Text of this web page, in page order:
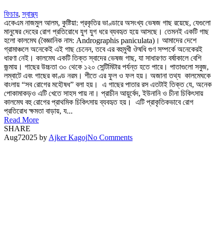
ফিচার,স্বাস্থ্য
একেএম নাজমুল আলম, কুষ্টিয়া: প্রকৃতির ভাণ্ডারে অসংখ্য ভেষজ গাছ রয়েছে, যেগুলো
মানুষের দেহের রোগ প্রতিরোধে যুগ যুগ ধরে ব্যবহৃত হয়ে আসছে। তেমনই একটি গাছ
হলো কালমেঘ (বৈজ্ঞানিক নাম: Andrographis paniculata)। আমাদের দেশে
গ্রামাঞ্চলে অনেকেই এই গাছ চেনেন, তবে এর বহুমুখী ঔষধি গুণ সম্পর্কে অনেকেরই
ধারণা নেই। কালমেঘ একটি তিক্ত স্বাদের ভেষজ গাছ, যা সাধারণত বর্ষাকালে বেশি
জন্মায়। গাছের উচ্চতা ৩০ থেকে ১২০ সেন্টিমিটার পর্যন্ত হতে পারে। পাতাগুলো সবুজ,
লম্বাটে এবং গাছের কাণ্ড নরম। শীতে এর ফুল ও ফল হয়। অজানা তথ্য কালমেঘকে
বাংলায় “সব রোগের মহৌষধ” বলা হয়। এ গাছের পাতার রস এতটাই তিক্ত যে, অনেক
পোকামাকড়ও এটি খেতে সাহস পায় না। প্রাচীন আয়ুর্বেদ, ইউনানি ও চীনা চিকিৎসায়
কালমেঘ বহু রোগের প্রাথমিক চিকিৎসায় ব্যবহৃত হয়। এটি প্রাকৃতিকভাবে রোগ
প্রতিরোধ ক্ষমতা বাড়ায়, য...
Read More
SHARE
Aug72025 by Ajker KagojNo Comments